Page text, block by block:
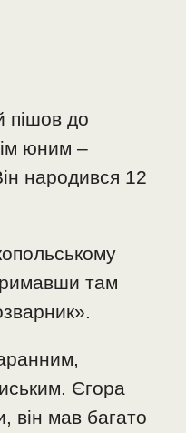
пішов до
юним –
народився 12
там
Єгора
він мав багато